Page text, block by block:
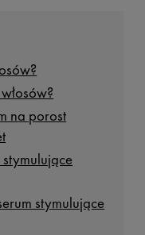
na porost
stymulujące